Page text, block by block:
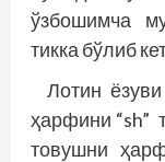
ўзбошимча
тикка бўлиб
Лотин
ҳарфини “sh”
товушни